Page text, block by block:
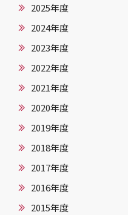
2025年度
2024年度
2023年度
2022年度
2021年度
2020年度
2019年度
2018年度
2017年度
2016年度
2015年度